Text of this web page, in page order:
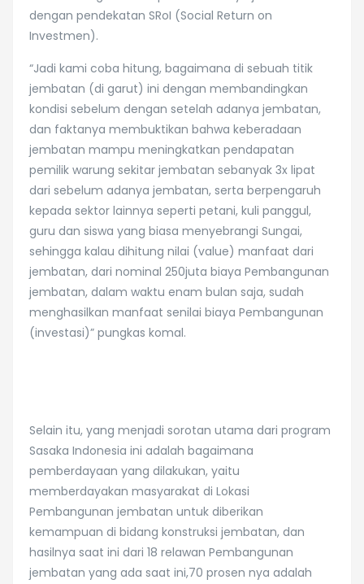
dengan pendekatan SRoI (Social Return on
Investmen).
“Jadi kami coba hitung, bagaimana di sebuah titik
jembatan (di garut) ini dengan membandingkan
kondisi sebelum dengan setelah adanya jembatan,
dan faktanya membuktikan bahwa keberadaan
jembatan mampu meningkatkan pendapatan
pemilik warung sekitar jembatan sebanyak 3x lipat
dari sebelum adanya jembatan, serta berpengaruh
kepada sektor lainnya seperti petani, kuli panggul,
guru dan siswa yang biasa menyebrangi Sungai,
sehingga kalau dihitung nilai (value) manfaat dari
jembatan, dari nominal 250juta biaya Pembangunan
jembatan, dalam waktu enam bulan saja, sudah
menghasilkan manfaat senilai biaya Pembangunan
(investasi)” pungkas komal.
Selain itu, yang menjadi sorotan utama dari program
Sasaka Indonesia ini adalah bagaimana
pemberdayaan yang dilakukan, yaitu
memberdayakan masyarakat di Lokasi
Pembangunan jembatan untuk diberikan
kemampuan di bidang konstruksi jembatan, dan
hasilnya saat ini dari 18 relawan Pembangunan
jembatan yang ada saat ini,70 prosen nya adalah